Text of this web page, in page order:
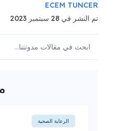
ECEM TUNCER
تم النشر في 28 سبتمبر 2023
الرعاية الصحية